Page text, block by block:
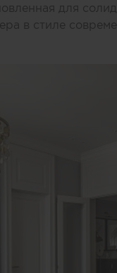
для
в стиле